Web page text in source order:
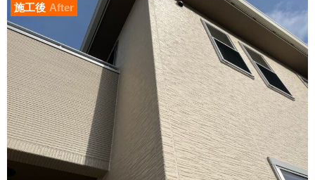
施工後 After